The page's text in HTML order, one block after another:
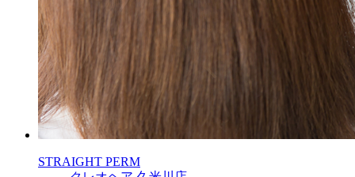
STRAIGHT PERM